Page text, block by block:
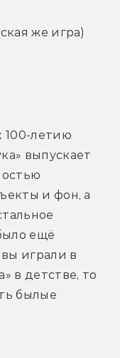
же игра)
100-летию
выпускает
и фон, а
ещё
играли в
в детстве, то
былые